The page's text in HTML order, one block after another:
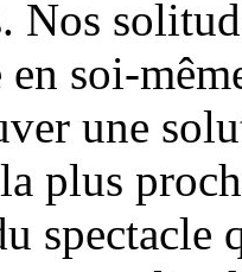
Nos
en soi-
une
plus
spectacle